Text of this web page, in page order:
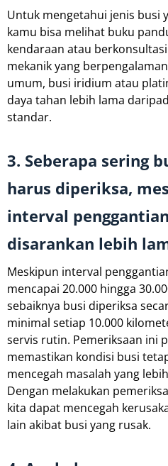
Untuk mengetahui jenis busi
kamu bisa melihat buku
kendaraan atau
mekanik yang
umum, busi iridium atau
daya tahan lebih lama
standar.
3. Seberapa sering
harus diperiksa,
interval
disarankan lebih
Meskipun interval
mencapai 20.000 hingga
sebaiknya busi diperiksa
minimal setiap 10.000
servis rutin. Pemeriksaan ini
memastikan kondisi busi
mencegah masalah yang
Dengan melakukan
kita dapat mencegah
lain akibat busi yang rusak.